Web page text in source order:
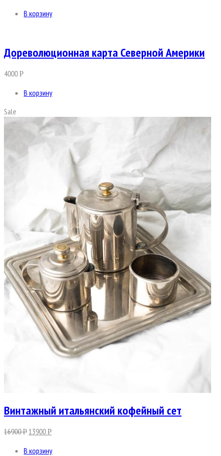
В корзину
Дореволюционная карта Северной Америки
4000Р
В корзину
Sale
Винтажный итальянский кофейный сет
16900Р13900Р
В корзину